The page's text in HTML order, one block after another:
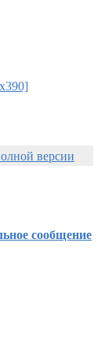
версии
сообщение